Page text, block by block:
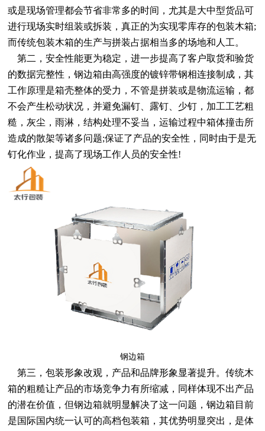
或是现场管理都会节省非常多的时间，尤其是大中型货品可
进行现场实时组装或拆装，真正的为实现零库存的包装木箱;
而传统包装木箱的生产与拼装占据相当多的场地和人工。
第二，安全性能更为稳定，进一步提高了客户取货和验货
的数据完整性，钢边箱由高强度的镀锌带钢相连接制成，其
工作原理是箱壳整体的受力，不管是拼装或是物流运输，都
不会产生松动状况，并避免漏钉、露钉、少钉，加工工艺粗
糙，灰尘，雨淋，结构处理不妥当，运输过程中箱体撞击所
造成的散架等诸多问题;保证了产品的安全性，同时由于是无
钉化作业，提高了现场工作人员的安全性!
钢边箱
第三，包装形象改观，产品和品牌形象显著提升。传统木
箱的粗糙让产品的市场竞争力有所缩减，同样体现不出产品
的潜在价值，但钢边箱就明显解决了这一问题，钢边箱 目前
是国际国内统一认可的高档包装箱，其优势明显突出，是体